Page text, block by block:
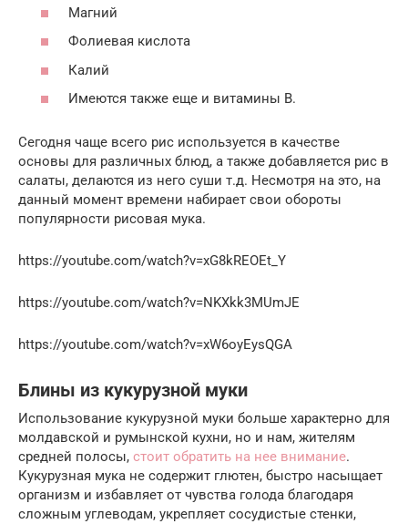
Магний
Фолиевая кислота
Калий
Имеются также еще и витамины В.
Сегодня чаще всего рис используется в качестве
основы для различных блюд, а также добавляется рис в
салаты, делаются из него суши т.д. Несмотря на это, на
данный момент времени набирает свои обороты
популярности рисовая мука.
https://youtube.com/watch?v=xG8kREOEt_Y
https://youtube.com/watch?v=NKXkk3MUmJE
https://youtube.com/watch?v=xW6oyEysQGA
Блины из кукурузной муки
Использование кукурузной муки больше характерно для
молдавской и румынской кухни, но и нам, жителям
средней полосы, стоит обратить на нее внимание.
Кукурузная мука не содержит глютен, быстро насыщает
организм и избавляет от чувства голода благодаря
сложным углеводам, укрепляет сосудистые стенки,